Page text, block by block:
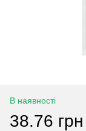
В наявності
38.76 грн